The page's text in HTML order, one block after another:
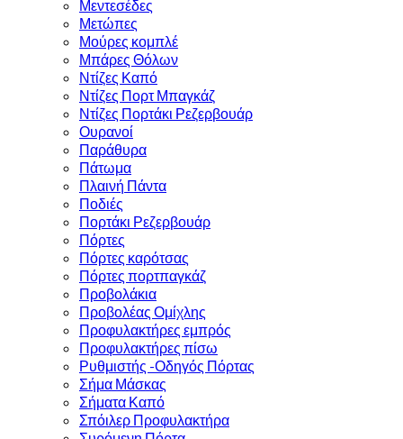
Μεντεσέδες
Μετώπες
Μούρες κομπλέ
Μπάρες Θόλων
Ντίζες Καπό
Ντίζες Πορτ Μπαγκάζ
Ντίζες Πορτάκι Ρεζερβουάρ
Ουρανοί
Παράθυρα
Πάτωμα
Πλαινή Πάντα
Ποδιές
Πορτάκι Ρεζερβουάρ
Πόρτες
Πόρτες καρότσας
Πόρτες πορτπαγκάζ
Προβολάκια
Προβολέας Ομίχλης
Προφυλακτήρες εμπρός
Προφυλακτήρες πίσω
Ρυθμιστής -Οδηγός Πόρτας
Σήμα Μάσκας
Σήματα Καπό
Σπόιλερ Προφυλακτήρα